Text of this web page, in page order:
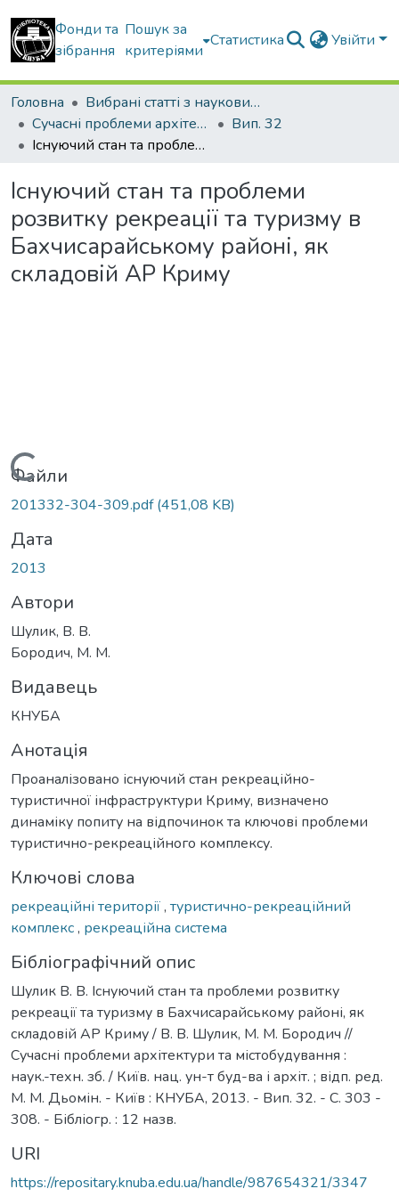
Фонди та
зібрання
Пошук за
критеріями
Статистика Увійти
Головна
Вибрані статті з наукових збірників КНУБА
Сучасні проблеми архітектури та містобудування
Вип. 32
Існуючий стан та проблеми розвитку рекреації та туризму в Бахчисарайському районі, як складовій АР Криму
Існуючий стан та проблеми
розвитку рекреації та туризму в
Бахчисарайському районі, як
складовій АР Криму
Вантажиться...
Файли
201332-304-309.pdf(451,08 KB)
Дата
2013
Автори
Шулик, В. В.
Бородич, М. М.
Видавець
КНУБА
Анотація
Проаналізовано існуючий стан рекреаційно-
туристичної інфраструктури Криму, визначено
динаміку попиту на відпочинок та ключові проблеми
туристично-рекреаційного комплексу.
Ключові слова
рекреаційні території, туристично-рекреаційний
комплекс, рекреаційна система
Бібліографічний опис
Шулик В. В. Існуючий стан та проблеми розвитку
рекреації та туризму в Бахчисарайському районі, як
складовій АР Криму / В. В. Шулик, М. М. Бородич //
Сучасні проблеми архітектури та містобудування :
наук.-техн. зб. / Київ. нац. ун-т буд-ва і архіт. ; відп. ред.
М. М. Дьомін. - Київ : КНУБА, 2013. - Вип. 32. - С. 303 -
308. - Бібліогр. : 12 назв.
URI
https://repositary.knuba.edu.ua/handle/987654321/3347